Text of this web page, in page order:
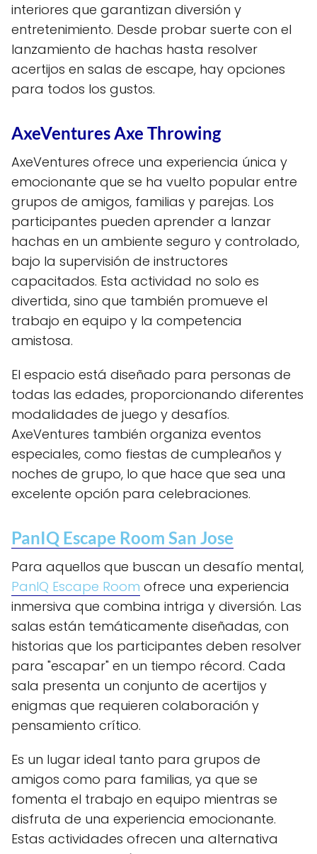
interiores que garantizan diversión y
entretenimiento. Desde probar suerte con el
lanzamiento de hachas hasta resolver
acertijos en salas de escape, hay opciones
para todos los gustos.
AxeVentures Axe Throwing
AxeVentures ofrece una experiencia única y
emocionante que se ha vuelto popular entre
grupos de amigos, familias y parejas. Los
participantes pueden aprender a lanzar
hachas en un ambiente seguro y controlado,
bajo la supervisión de instructores
capacitados. Esta actividad no solo es
divertida, sino que también promueve el
trabajo en equipo y la competencia
amistosa.
El espacio está diseñado para personas de
todas las edades, proporcionando diferentes
modalidades de juego y desafíos.
AxeVentures también organiza eventos
especiales, como fiestas de cumpleaños y
noches de grupo, lo que hace que sea una
excelente opción para celebraciones.
PanIQ Escape Room San Jose
Para aquellos que buscan un desafío mental,
PanIQ Escape Room ofrece una experiencia
inmersiva que combina intriga y diversión. Las
salas están temáticamente diseñadas, con
historias que los participantes deben resolver
para "escapar" en un tiempo récord. Cada
sala presenta un conjunto de acertijos y
enigmas que requieren colaboración y
pensamiento crítico.
Es un lugar ideal tanto para grupos de
amigos como para familias, ya que se
fomenta el trabajo en equipo mientras se
disfruta de una experiencia emocionante.
Estas actividades ofrecen una alternativa